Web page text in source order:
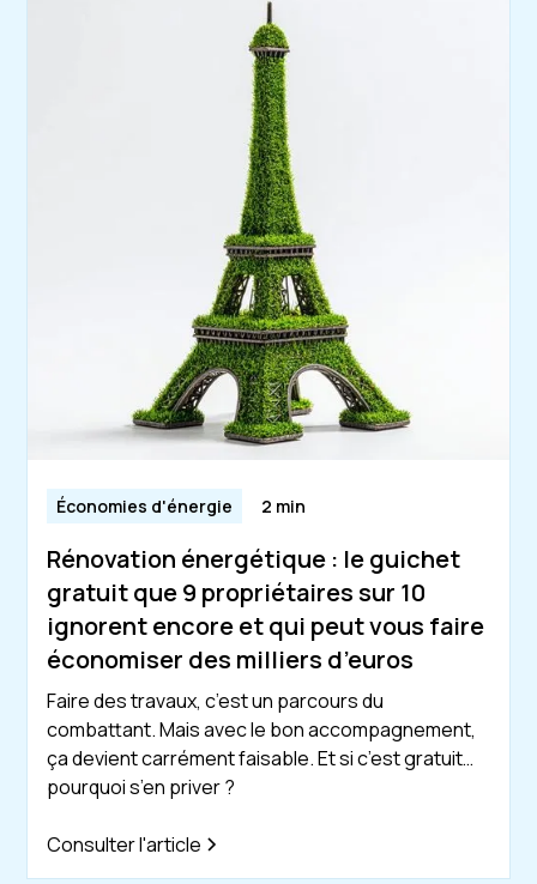
Économies d'énergie 2 min
Rénovation énergétique : le guichet
gratuit que 9 propriétaires sur 10
ignorent encore et qui peut vous faire
économiser des milliers d’euros
Faire des travaux, c’est un parcours du
combattant. Mais avec le bon accompagnement,
ça devient carrément faisable. Et si c’est gratuit…
pourquoi s’en priver ?
Consulter l'article